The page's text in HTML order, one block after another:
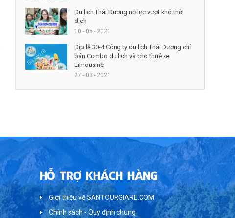
Du lịch Thái Dương nỗ lực vượt khó thời
dịch
10 - 05 - 2021
Dịp lễ 30-4 Công ty du lịch Thái Dương chỉ
bán Combo du lịch và cho thuê xe
Limousine
27 - 03 - 2021
HỖ TRỢ KHÁCH HÀNG
Giới thiệu về SANTOURGIARE.COM
Chính sách - Quy định chung